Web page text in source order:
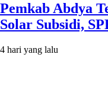
Pemkab Abdya
Solar Subsidi,
4 hari yang lalu